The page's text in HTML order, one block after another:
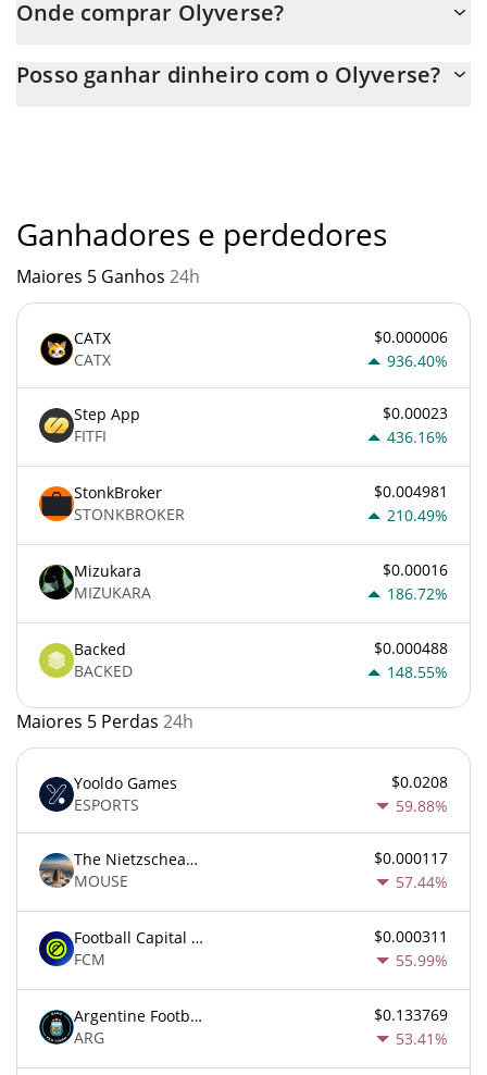
Onde comprar Olyverse?
transferência p2p. E a melhor maneira de trocar Olyverse é
Posso ganhar dinheiro com o Olyverse?
Ganhadores e perdedores
Maiores 5 Ganhos 24h
CATX
CATX
$0.000006
936.40%
Step App
FITFI
$0.00023
436.16%
StonkBroker
STONKBROKER
$0.004981
210.49%
Mizukara
MIZUKARA
$0.00016
186.72%
Backed
BACKED
$0.000488
148.55%
Maiores 5 Perdas 24h
Yooldo Games
ESPORTS
$0.0208
59.88%
The Nietzschean Mouse
MOUSE
$0.000117
57.44%
Football Capital Markets
FCM
$0.000311
55.99%
Argentine Football Association Fan Token
ARG
$0.133769
53.41%